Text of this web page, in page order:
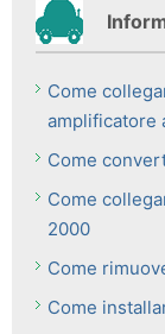
Come
amplificatore
Come
Come
2000
Come
Come